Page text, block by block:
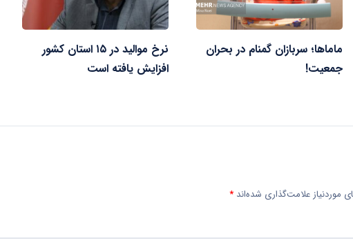
ماماها؛ سربازان گمنام در بحران
جمعیت!
نرخ موالید در ۱۵ استان کشور
افزایش یافته است
علامت‌گذاری شده‌اند *